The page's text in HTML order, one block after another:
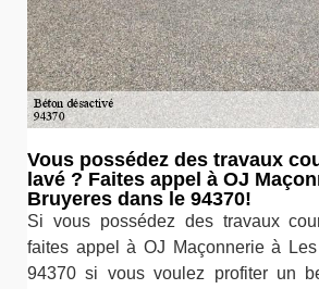
Vous possédez des travaux
lavé ? Faites appel à OJ
Bruyeres dans le 94370!
Si vous possédez des travaux
faites appel à OJ Maçonnerie à
94370 si vous voulez profiter un